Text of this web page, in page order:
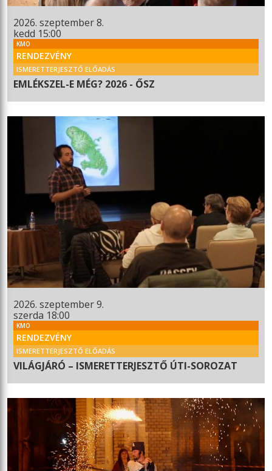
2026. szeptember 8.
kedd 15:00
KMO
RENDEZVÉNY
ISMERETTERJESZTŐ ELŐADÁS
EMLÉKSZEL-E MÉG? 2026 - ŐSZ
2026. szeptember 9.
szerda 18:00
KMO
RENDEZVÉNY
ISMERETTERJESZTŐ ELŐADÁS
VILÁGJÁRÓ – ISMERETTERJESZTŐ ÚTI-SOROZAT